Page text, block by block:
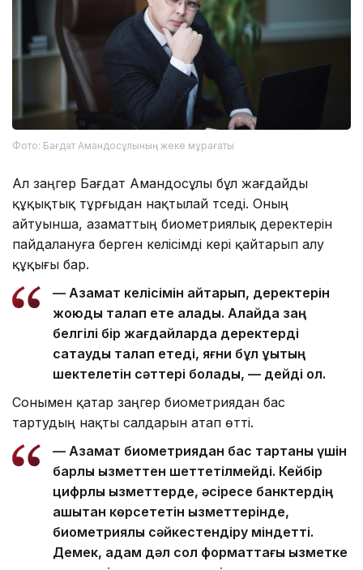
Фото: Бағдат Амандосұлының жеке мұрағаты
Ал заңгер Бағдат Амандосұлы бұл жағдайды
құқықтық тұрғыдан нақтылай түседі. Оның
айтуынша, азаматтың биометриялық деректерін
пайдалануға берген келісімді кері қайтарып алу
құқығы бар.
— Азамат келісімін қайтарып, деректерін
жоюды талап ете алады. Алайда заң
белгілі бір жағдайларда деректерді
сақтауды талап етеді, яғни бұл құқықтың
шектелетін сәттері болады, — дейді ол.
Сонымен қатар заңгер биометриядан бас
тартудың нақты салдарын атап өтті.
— Азамат биометриядан бас тартқаны үшін
барлық қызметтен шеттетілмейді. Кейбір
цифрлық қызметтерде, әсіресе банктердің
қашықтан көрсететін қызметтерінде,
биометриялық сәйкестендіру міндетті.
Демек, адам дәл сол форматтағы қызметке